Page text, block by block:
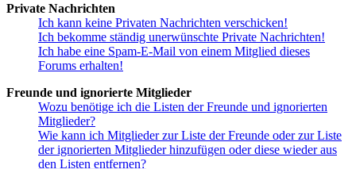
Private Nachrichten
Ich kann keine Privaten Nachrichten verschicken!
Ich bekomme ständig unerwünschte Private Nachrichten!
Ich habe eine Spam-E-Mail von einem Mitglied dieses
Forums erhalten!
Freunde und ignorierte Mitglieder
Wozu benötige ich die Listen der Freunde und ignorierten
Mitglieder?
Wie kann ich Mitglieder zur Liste der Freunde oder zur Liste
der ignorierten Mitglieder hinzufügen oder diese wieder aus
den Listen entfernen?